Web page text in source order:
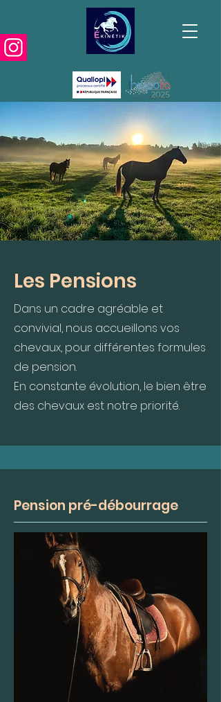
Les Pensions
Dans un cadre agréable et
convivial, nous accueillons vos
chevaux, pour différentes formules
de pension.
En constante évolution, le bien être
des chevaux est notre priorité.
Pension pré-débourrage